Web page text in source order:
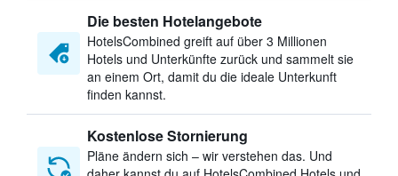
Die besten Hotelangebote
HotelsCombined greift auf über 3 Millionen
Hotels und Unterkünfte zurück und sammelt sie
an einem Ort, damit du die ideale Unterkunft
finden kannst.
Kostenlose Stornierung
Pläne ändern sich – wir verstehen das. Und